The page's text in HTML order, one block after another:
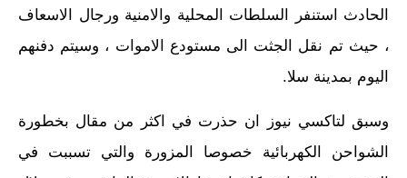
الحادث استنفر السلطات المحلية والامنية ورجال الاسعاف
، حيث تم نقل الجثت الى مستودع الاموات ، وسيتم دفنهم
اليوم بمدينة سلا.
وسبق لتاكسي نيوز ان حذرت في اكثر من مقال بخطورة
الشواحن الكهربائية خصوصا المزورة والتي تسببت في